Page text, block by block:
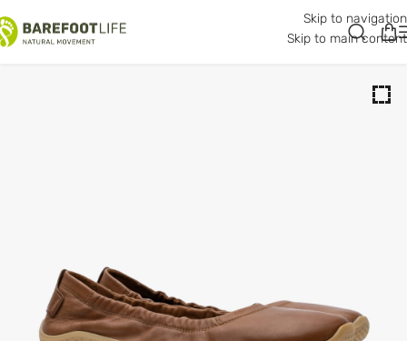
Skip to navigation
Skip to main content